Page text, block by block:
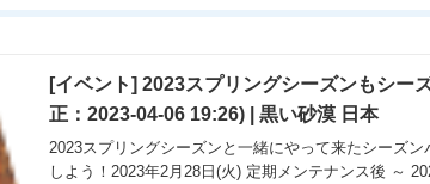
[イベント] 2023スプリングシーズンもシー
正：2023-04-06 19:26) | 黒い砂漠 日本
2023スプリングシーズンと一緒にやって来たシーズ
しよう！2023年2月28日(火) 定期メンテナンス後 ～